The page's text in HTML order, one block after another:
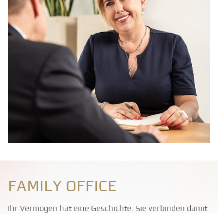
Family Office
Ihr Vermögen hat eine Geschichte. Sie verbinden damit